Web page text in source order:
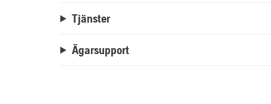
Tjänster
Ägarsupport